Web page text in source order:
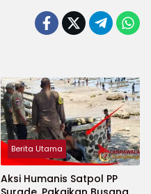
Berita Utama
Aksi Humanis Satpol PP